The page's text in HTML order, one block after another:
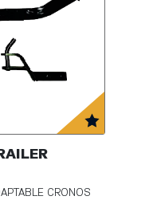
CRONOS